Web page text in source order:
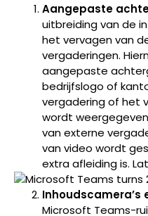
Aangepaste
uitbreiding van de
het vervagen van
vergaderingen.
aangepaste
bedrijfslogo of
vergadering of het
wordt
van externe
van video wordt
extra afleiding is.
Microsoft Teams-